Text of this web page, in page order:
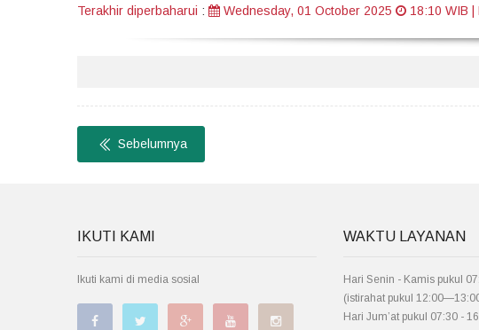
Terakhir diperbaharui : Wednesday, 01 October 2025 18:10 WIB
Sebelumnya
IKUTI KAMI
Ikuti kami di media sosial
WAKTU LAYANAN
Hari Senin - Kamis pukul
(istirahat pukul
Hari Jum’at pukul 07:30 -